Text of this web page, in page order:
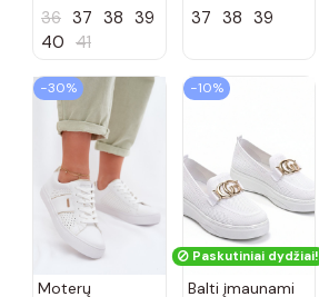
36 37 38 39
40 41
37 38 39
−30%
Moterų
−10%
Paskutiniai dydžiai!
Balti įmaunami